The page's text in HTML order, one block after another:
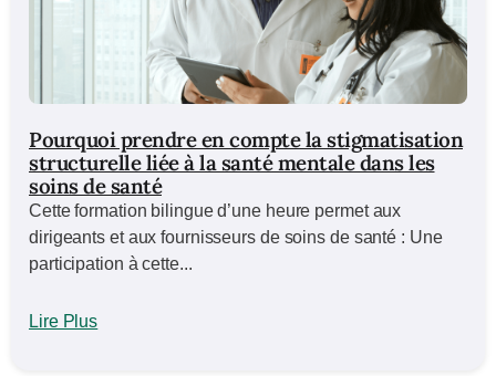
Pourquoi prendre en compte la stigmatisation
structurelle liée à la santé mentale dans les
soins de santé
Cette formation bilingue d’une heure permet aux
dirigeants et aux fournisseurs de soins de santé : Une
participation à cette...
Lire Plus